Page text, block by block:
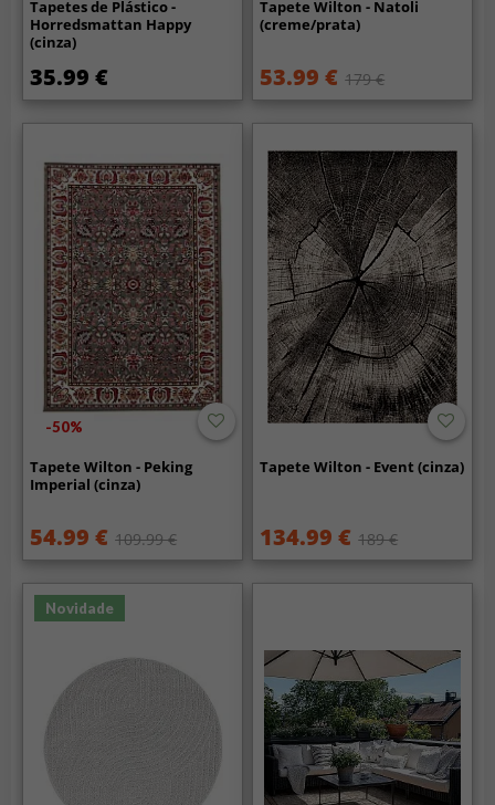
Tapetes de Plástico -
Horredsmattan Happy
(cinza)
35.99 €
Tapete Wilton - Natoli
(creme/prata)
53.99 € 179 €
-50%
Tapete Wilton - Peking
Imperial (cinza)
54.99 € 109.99 €
Tapete Wilton - Event (cinza)
134.99 € 189 €
Novidade